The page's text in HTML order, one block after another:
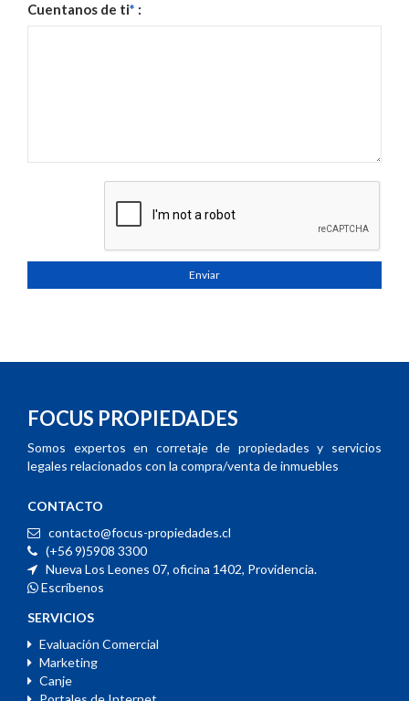
Cuentanos de ti* :
Enviar
FOCUS PROPIEDADES
Somos expertos en corretaje de propiedades y servicios
legales relacionados con la compra/venta de inmuebles
CONTACTO
contacto@focus-propiedades.cl
(+56 9)5908 3300
Nueva Los Leones 07, oficina 1402, Providencia.
Escríbenos
SERVICIOS
Evaluación Comercial
Marketing
Canje